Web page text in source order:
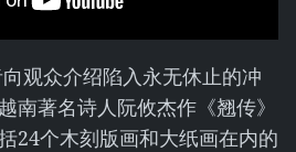
观众介绍陷入永无休止的冲
南著名诗人阮攸杰作《翘传》
24个木刻版画和大纸画在内的